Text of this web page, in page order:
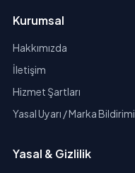
Kurumsal
Hakkımızda
İletişim
Hizmet Şartları
Yasal Uyarı / Marka Bildirimi
Yasal & Gizlilik